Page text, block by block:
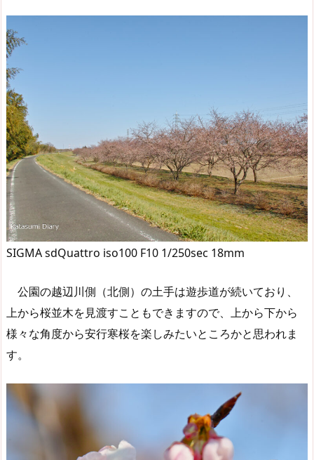
SIGMA sdQuattro iso100 F10 1/250sec 18mm
公園の越辺川側（北側）の土手は遊歩道が続いており、
上から桜並木を見渡すこともできますので、上から下から
様々な角度から安行寒桜を楽しみたいところかと思われま
す。